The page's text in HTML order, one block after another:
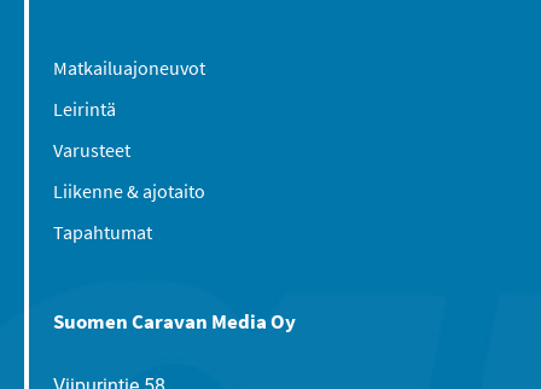
Matkailuajoneuvot
Leirintä
Varusteet
Liikenne & ajotaito
Tapahtumat
Suomen Caravan Media Oy